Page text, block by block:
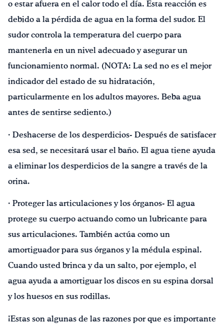
o estar afuera en el calor todo el día. Esta reacción es
debido a la pérdida de agua en la forma del sudor. El
sudor controla la temperatura del cuerpo para
mantenerla en un nivel adecuado y asegurar un
funcionamiento normal. (NOTA: La sed no es el mejor
indicador del estado de su hidratación,
particularmente en los adultos mayores. Beba agua
antes de sentirse sediento.)
· Deshacerse de los desperdicios- Después de satisfacer
esa sed, se necesitará usar el baño. El agua tiene ayuda
a eliminar los desperdicios de la sangre a través de la
orina.
· Proteger las articulaciones y los órganos- El agua
protege su cuerpo actuando como un lubricante para
sus articulaciones. También actúa como un
amortiguador para sus órganos y la médula espinal.
Cuando usted brinca y da un salto, por ejemplo, el
agua ayuda a amortiguar los discos en su espina dorsal
y los huesos en sus rodillas.
¡Estas son algunas de las razones por que es importante